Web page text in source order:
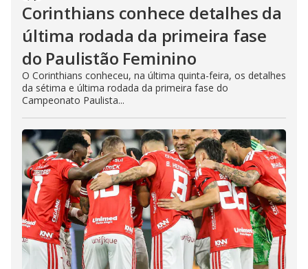
Corinthians conhece detalhes da
última rodada da primeira fase
do Paulistão Feminino
O Corinthians conheceu, na última quinta-feira, os detalhes
da sétima e última rodada da primeira fase do
Campeonato Paulista...